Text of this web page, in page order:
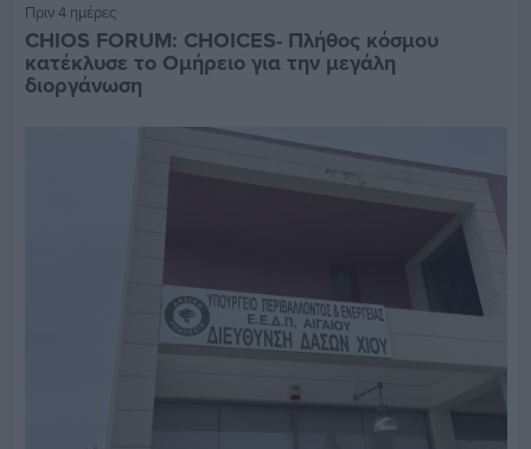
Πριν 4 ημέρες
CHIOS FORUM: CHOICES- Πλήθος κόσμου
κατέκλυσε το Ομήρειο για την μεγάλη
διοργάνωση